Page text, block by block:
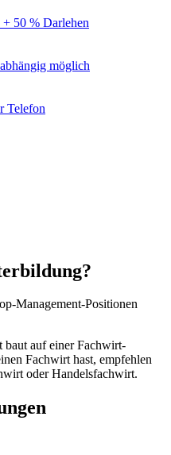
50 % Darlehen
möglich
Telefon
Management-Positionen
auf einer Fachwirt-
Fachwirt hast, empfehlen
oder Handelsfachwirt.